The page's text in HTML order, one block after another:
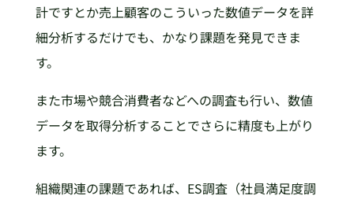
計ですとか売上顧客のこういった数値データを詳
細分析するだけでも、かなり課題を発見できま
す。
また市場や競合消費者などへの調査も行い、数値
データを取得分析することでさらに精度も上がり
ます。
組織関連の課題であれば、ES調査（社員満足度調